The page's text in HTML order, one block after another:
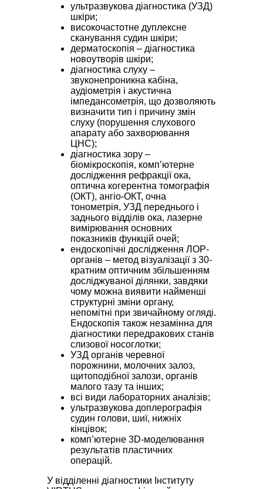
ультразвукова діагностика (УЗД)
шкіри;
високочастотне дуплексне
сканування судин шкіри;
дерматоскопія – діагностика
новоутворів шкіри;
діагностика слуху –
звуконепроникна кабіна,
аудіометрія і акустична
імпедансометрія, що дозволяють
визначити тип і причину змін
слуху (порушення слухового
апарату або захворювання
ЦНС);
діагностика зору –
біомікроскопія, комп’ютерне
дослідження рефракції ока,
оптична когерентна томографія
(ОКТ), ангіо-ОКТ, очна
тонометрія, УЗД переднього і
заднього відділів ока, лазерне
вимірювання основних
показників функцій очей;
ендоскопічні дослідження ЛОР-
органів – метод візуалізації з 30-
кратним оптичним збільшенням
досліджуваної ділянки, завдяки
чому можна виявити найменші
структурні зміни органу,
непомітні при звичайному огляді.
Ендоскопія також незамінна для
діагностики передракових станів
слизової носоглотки;
УЗД органів черевної
порожнини, молочних залоз,
щитоподібної залози, органів
малого тазу та інших;
всі види лабораторних аналізів;
ультразвукова доплерографія
судин голови, шиї, нижніх
кінцівок;
комп’ютерне 3D-моделювання
результатів пластичних
операцій.
У відділенні діагностики Інституту